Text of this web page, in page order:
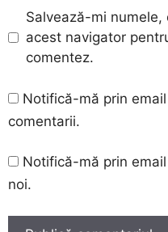
Salvează-mi
acest navigator
comentez.
Notifică-mă prin
comentarii.
Notifică-mă prin
noi.